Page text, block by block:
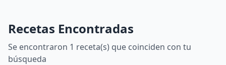
Recetas Encontradas
Se encontraron 1 receta(s) que coinciden con tu
búsqueda